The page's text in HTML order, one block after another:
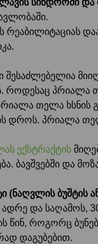
სინდრომი
რეაბილიტაციას
შესაძლებელია
როდესაც პრიალა
თელა ხსნის
დროს. პრიალა
ექსტრაქტის
ბავშვებში და
(ნაღვლის ბუშტის
ადრე და საღამოს,
როგორც
დაგუბებით.